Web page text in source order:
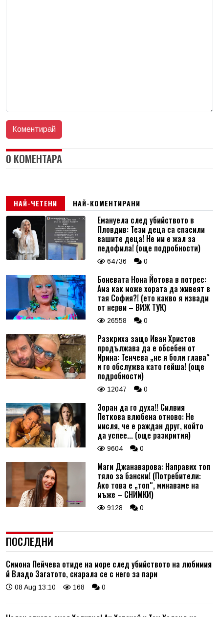
0 КОМЕНТАРА
НАЙ-ЧЕТЕНИ НАЙ-КОМЕНТИРАНИ
Емануела след убийството в
Пловдив: Тези деца са спасили
вашите деца! Не ми е жал за
педофила! (още подробности)
64736 0
Боневата Нона Йотова в потрес:
Ама как може хората да живеят в
тая София?! (ето какво я извади
от нерви – ВИЖ ТУК)
26558 0
Разкриха защо Иван Христов
продължава да е обсебен от
Ирина: Тенчева „не я боли глава“
и го обслужва като гейша! (още
подробности)
12047 0
Зоран да го духа!! Силвия
Петкова влюбена отново: Не
мисля, че е раждан друг, който
да успее... (още разкрития)
9604 0
Маги Джанаварова: Направих топ
тяло за бански! (Потребители:
Ако това е „топ“, минаваме на
мъже – СНИМКИ)
9128 0
ПОСЛЕДНИ
Симона Пейчева отиде на море след убийството на любимия
й Владо Загатото, скарала се с него за пари
08 Aug 13:10 168 0